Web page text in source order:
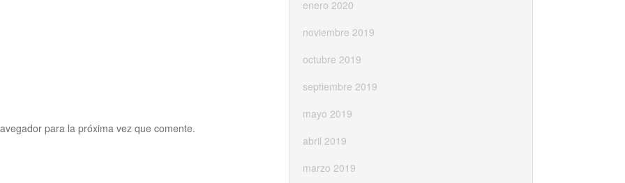
para la próxima vez que comente.
enero 2020
noviembre 2019
octubre 2019
septiembre 2019
mayo 2019
abril 2019
marzo 2019